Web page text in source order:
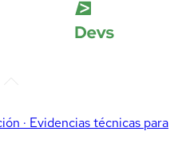
· Evidencias técnicas para